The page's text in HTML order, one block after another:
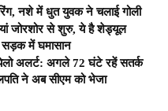
नशे में धुत युवक ने चलाई गोली
जोरशोर से शुरु, ये है शेड्यूल
सड़क में घमासान
अलर्ट: अगले 72 घंटे रहें सतर्क
ने अब सीएम को भेजा